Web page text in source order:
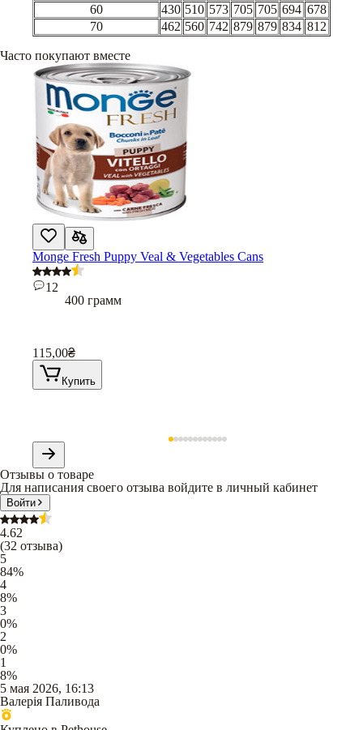
60
430 510 573 705 705 694 678
70
462 560 742 879 879 834 812
Часто покупают вместе
Monge Fresh Puppy Veal & Vegetables Cans
12
400 грамм
115,00₴
Купить
Отзывы о товаре
Для написания своего отзыва войдите в личный кабинет
Войти
4.62
(32 отзыва)
5
84%
4
8%
3
0%
2
0%
1
8%
5 мая 2026, 16:13
Валерія Паливода